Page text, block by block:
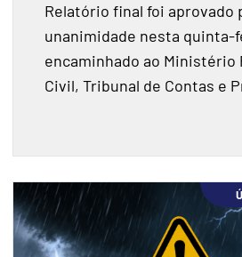
Relatório final foi aprovado
unanimidade nesta quinta-
encaminhado ao Ministério
Civil, Tribunal de Contas e